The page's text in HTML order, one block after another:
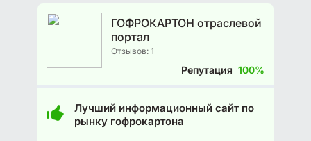
ГОФРОКАРТОН отраслевой
портал
Отзывов: 1
Репутация 100%
Лучший информационный сайт по
рынку гофрокартона